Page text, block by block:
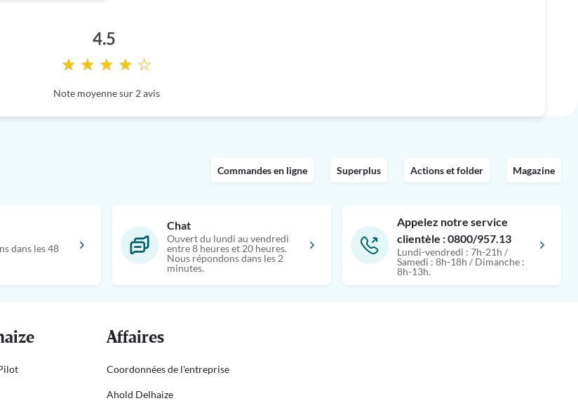
4.5
★ ★ ★ ★ ☆
Note moyenne sur 2 avis
Commandes en ligne Superplus Actions et folder Magazine
dans les 48
Chat
Ouvert du lundi au vendredi
entre 8 heures et 20 heures.
Nous répondons dans les 2
minutes.
Appelez notre service
clientèle : 0800/957.13
Lundi-vendredi : 7h-21h /
Samedi : 8h-18h / Dimanche :
8h-13h.
Affaires
Coordonnées de l'entreprise
Ahold Delhaize